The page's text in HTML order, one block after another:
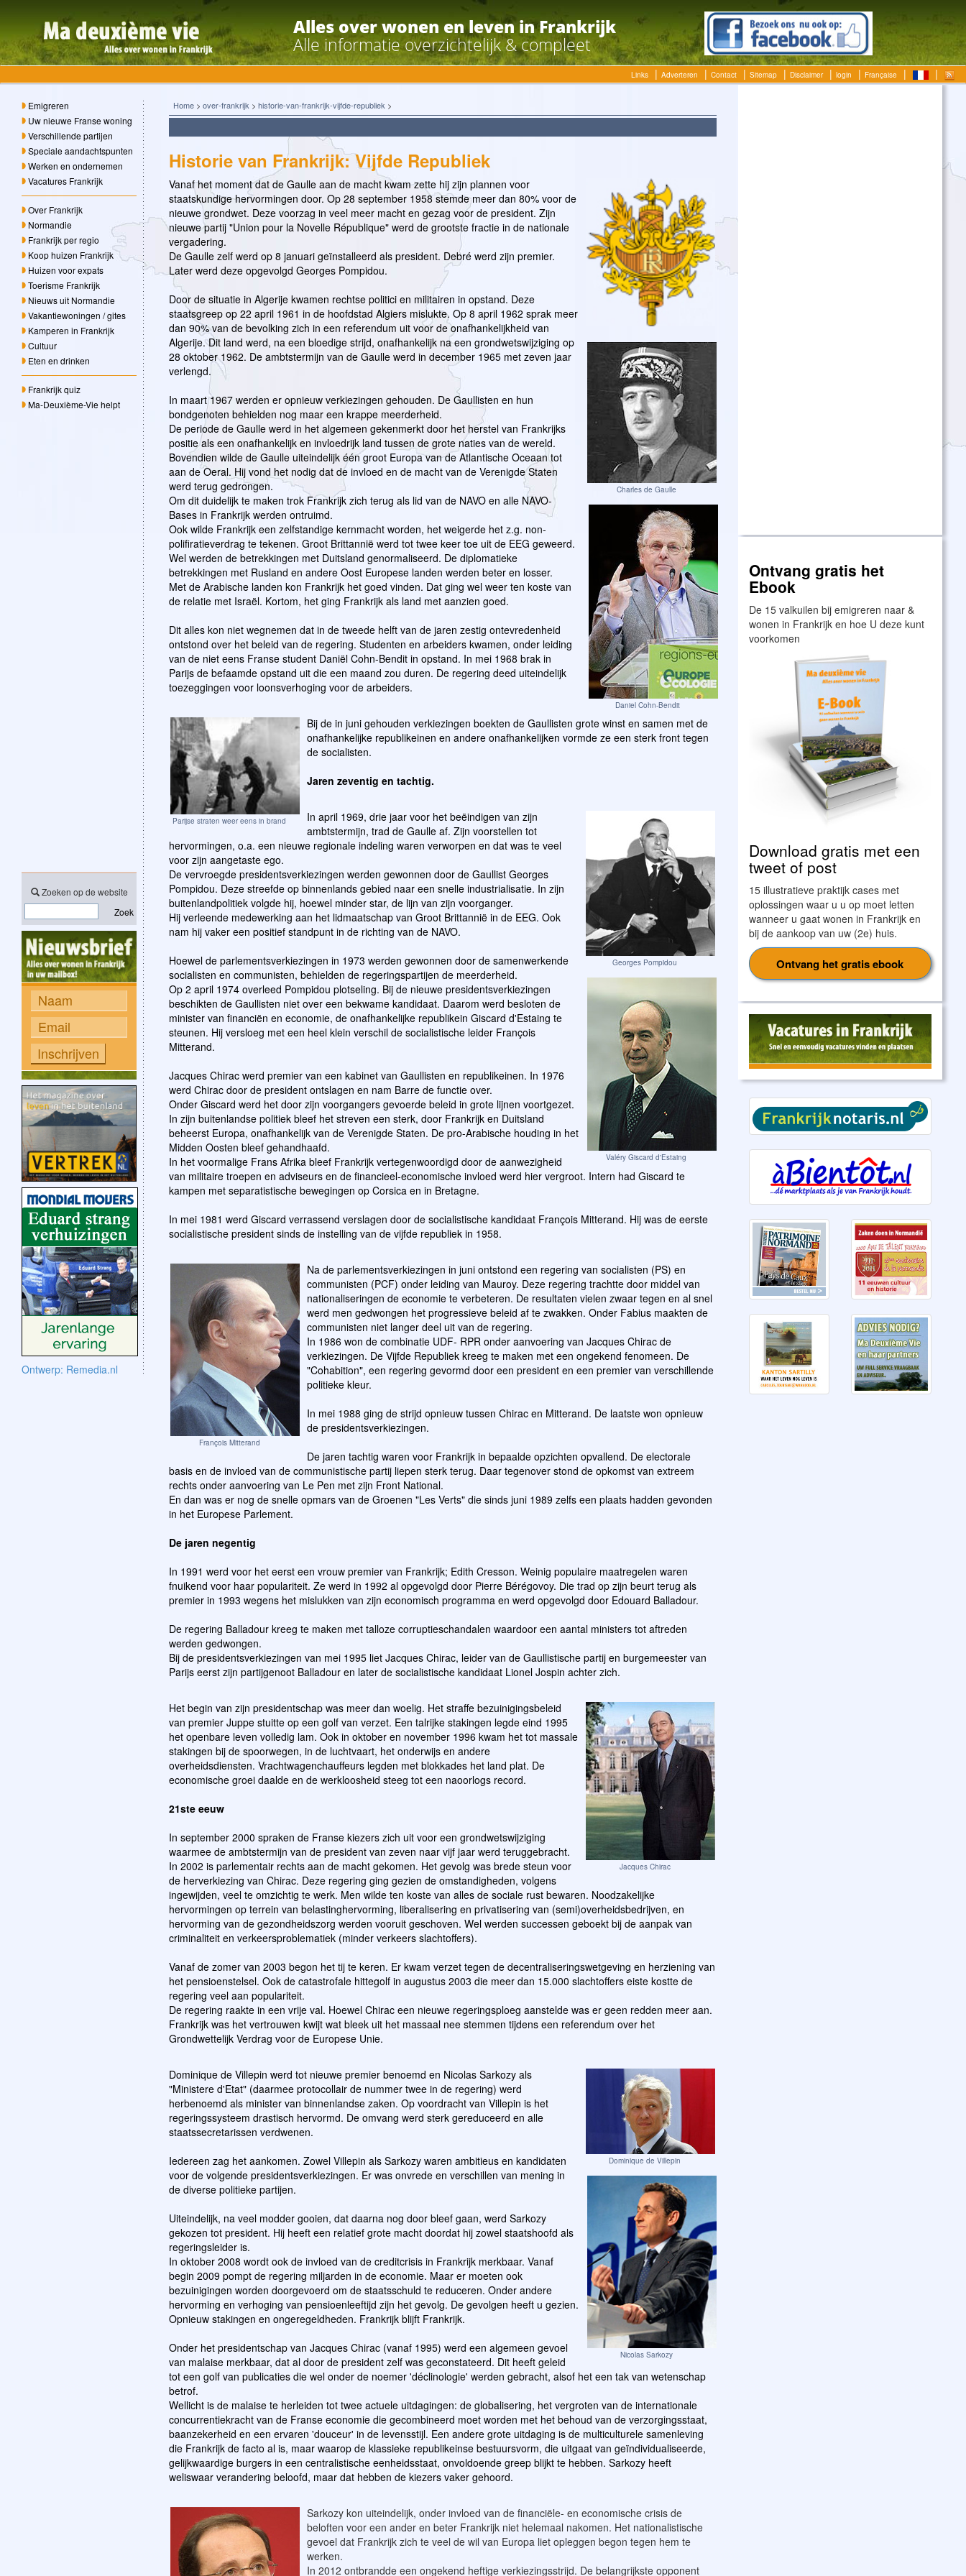
Alles over wonen en leven in Frankrijk
Alle informatie overzichtelijk & compleet
Links Adverteren Contact Sitemap Disclaimer login Française
Emigreren
Uw nieuwe Franse woning
Verschillende partijen
Speciale aandachtspunten
Werken en ondernemen
Vacatures Frankrijk
Over Frankrijk
Normandie
Frankrijk per regio
Koop huizen Frankrijk
Huizen voor expats
Toerisme Frankrijk
Nieuws uit Normandie
Vakantiewoningen / gites
Kamperen in Frankrijk
Cultuur
Eten en drinken
Frankrijk quiz
Ma-Deuxième-Vie helpt
Zoeken op de website
Zoek
Ontwerp: Remedia.nl
Home > over-frankrijk > historie-van-frankrijk-vijfde-republiek >
Historie van Frankrijk: Vijfde Republiek
Charles de Gaulle
Daniel Cohn-Bendit
Vanaf het moment dat de Gaulle aan de macht kwam zette hij zijn plannen voor
staatskundige hervormingen door. Op 28 september 1958 stemde meer dan 80% voor de
nieuwe grondwet. Deze voorzag in veel meer macht en gezag voor de president. Zijn
nieuwe partij "Union pour la Novelle République" werd de grootste fractie in de nationale
vergadering.
De Gaulle zelf werd op 8 januari geïnstalleerd als president. Debré werd zijn premier.
Later werd deze opgevolgd Georges Pompidou.
Door de situatie in Algerije kwamen rechtse politici en militairen in opstand. Deze
staatsgreep op 22 april 1961 in de hoofdstad Algiers mislukte. Op 8 april 1962 sprak meer
dan 90% van de bevolking zich in een referendum uit voor de onafhankelijkheid van
Algerije. Dit land werd, na een bloedige strijd, onafhankelijk na een grondwetswijziging op
28 oktober 1962. De ambtstermijn van de Gaulle werd in december 1965 met zeven jaar
verlengd.
In maart 1967 werden er opnieuw verkiezingen gehouden. De Gaullisten en hun
bondgenoten behielden nog maar een krappe meerderheid.
De periode de Gaulle werd in het algemeen gekenmerkt door het herstel van Frankrijks
positie als een onafhankelijk en invloedrijk land tussen de grote naties van de wereld.
Bovendien wilde de Gaulle uiteindelijk één groot Europa van de Atlantische Oceaan tot
aan de Oeral. Hij vond het nodig dat de invloed en de macht van de Verenigde Staten
werd terug gedrongen.
Om dit duidelijk te maken trok Frankrijk zich terug als lid van de NAVO en alle NAVO-
Bases in Frankrijk werden ontruimd.
Ook wilde Frankrijk een zelfstandige kernmacht worden, het weigerde het z.g. non-
polifiratieverdrag te tekenen. Groot Brittannië werd tot twee keer toe uit de EEG geweerd.
Wel werden de betrekkingen met Duitsland genormaliseerd. De diplomatieke
betrekkingen met Rusland en andere Oost Europese landen werden beter en losser.
Met de Arabische landen kon Frankrijk het goed vinden. Dat ging wel weer ten koste van
de relatie met Israël. Kortom, het ging Frankrijk als land met aanzien goed.
Dit alles kon niet wegnemen dat in de tweede helft van de jaren zestig ontevredenheid
ontstond over het beleid van de regering. Studenten en arbeiders kwamen, onder leiding
van de niet eens Franse student Daniël Cohn-Bendit in opstand. In mei 1968 brak in
Parijs de befaamde opstand uit die een maand zou duren. De regering deed uiteindelijk
toezeggingen voor loonsverhoging voor de arbeiders.
Parijse straten weer eens in brand
Bij de in juni gehouden verkiezingen boekten de Gaullisten grote winst en samen met de
onafhankelijke republikeinen en andere onafhankelijken vormde ze een sterk front tegen
de socialisten.
Jaren zeventig en tachtig.
Georges Pompidou
Valéry Giscard d'Estaing
In april 1969, drie jaar voor het beëindigen van zijn
ambtstermijn, trad de Gaulle af. Zijn voorstellen tot
hervormingen, o.a. een nieuwe regionale indeling waren verworpen en dat was te veel
voor zijn aangetaste ego.
De vervroegde presidentsverkiezingen werden gewonnen door de Gaullist Georges
Pompidou. Deze streefde op binnenlands gebied naar een snelle industrialisatie. In zijn
buitenlandpolitiek volgde hij, hoewel minder star, de lijn van zijn voorganger.
Hij verleende medewerking aan het lidmaatschap van Groot Brittannië in de EEG. Ook
nam hij vaker een positief standpunt in de richting van de NAVO.
Hoewel de parlementsverkiezingen in 1973 werden gewonnen door de samenwerkende
socialisten en communisten, behielden de regeringspartijen de meerderheid.
Op 2 april 1974 overleed Pompidou plotseling. Bij de nieuwe presidentsverkiezingen
beschikten de Gaullisten niet over een bekwame kandidaat. Daarom werd besloten de
minister van financiën en economie, de onafhankelijke republikein Giscard d'Estaing te
steunen. Hij versloeg met een heel klein verschil de socialistische leider François
Mitterand.
Jacques Chirac werd premier van een kabinet van Gaullisten en republikeinen. In 1976
werd Chirac door de president ontslagen en nam Barre de functie over.
Onder Giscard werd het door zijn voorgangers gevoerde beleid in grote lijnen voortgezet.
In zijn buitenlandse politiek bleef het streven een sterk, door Frankrijk en Duitsland
beheerst Europa, onafhankelijk van de Verenigde Staten. De pro-Arabische houding in het
Midden Oosten bleef gehandhaafd.
In het voormalige Frans Afrika bleef Frankrijk vertegenwoordigd door de aanwezigheid
van militaire troepen en adviseurs en de financieel-economische invloed werd hier vergroot. Intern had Giscard te
kampen met separatistische bewegingen op Corsica en in Bretagne.
In mei 1981 werd Giscard verrassend verslagen door de socialistische kandidaat François Mitterand. Hij was de eerste
socialistische president sinds de instelling van de vijfde republiek in 1958.
François Mitterand
Na de parlementsverkiezingen in juni ontstond een regering van socialisten (PS) en
communisten (PCF) onder leiding van Mauroy. Deze regering trachtte door middel van
nationaliseringen de economie te verbeteren. De resultaten vielen zwaar tegen en al snel
werd men gedwongen het progressieve beleid af te zwakken. Onder Fabius maakten de
communisten niet langer deel uit van de regering.
In 1986 won de combinatie UDF- RPR onder aanvoering van Jacques Chirac de
verkiezingen. De Vijfde Republiek kreeg te maken met een ongekend fenomeen. De
"Cohabition", een regering gevormd door een president en een premier van verschillende
politieke kleur.
In mei 1988 ging de strijd opnieuw tussen Chirac en Mitterand. De laatste won opnieuw
de presidentsverkiezingen.
De jaren tachtig waren voor Frankrijk in bepaalde opzichten opvallend. De electorale
basis en de invloed van de communistische partij liepen sterk terug. Daar tegenover stond de opkomst van extreem
rechts onder aanvoering van Le Pen met zijn Front National.
En dan was er nog de snelle opmars van de Groenen "Les Verts" die sinds juni 1989 zelfs een plaats hadden gevonden
in het Europese Parlement.
De jaren negentig
In 1991 werd voor het eerst een vrouw premier van Frankrijk; Edith Cresson. Weinig populaire maatregelen waren
fnuikend voor haar populariteit. Ze werd in 1992 al opgevolgd door Pierre Bérégovoy. Die trad op zijn beurt terug als
premier in 1993 wegens het mislukken van zijn economisch programma en werd opgevolgd door Edouard Balladour.
De regering Balladour kreeg te maken met talloze corruptieschandalen waardoor een aantal ministers tot aftreden
werden gedwongen.
Bij de presidentsverkiezingen van mei 1995 liet Jacques Chirac, leider van de Gaullistische partij en burgemeester van
Parijs eerst zijn partijgenoot Balladour en later de socialistische kandidaat Lionel Jospin achter zich.
Jacques Chirac
Het begin van zijn presidentschap was meer dan woelig. Het straffe bezuinigingsbeleid
van premier Juppe stuitte op een golf van verzet. Een talrijke stakingen legde eind 1995
het openbare leven volledig lam. Ook in oktober en november 1996 kwam het tot massale
stakingen bij de spoorwegen, in de luchtvaart, het onderwijs en andere
overheidsdiensten. Vrachtwagenchauffeurs legden met blokkades het land plat. De
economische groei daalde en de werkloosheid steeg tot een naoorlogs record.
21ste eeuw
In september 2000 spraken de Franse kiezers zich uit voor een grondwetswijziging
waarmee de ambtstermijn van de president van zeven naar vijf jaar werd teruggebracht.
In 2002 is parlementair rechts aan de macht gekomen. Het gevolg was brede steun voor
de herverkiezing van Chirac. Deze regering ging gezien de omstandigheden, volgens
ingewijden, veel te omzichtig te werk. Men wilde ten koste van alles de sociale rust bewaren. Noodzakelijke
hervormingen op terrein van belastinghervorming, liberalisering en privatisering van (semi)overheidsbedrijven, en
hervorming van de gezondheidszorg werden vooruit geschoven. Wel werden successen geboekt bij de aanpak van
criminaliteit en verkeersproblematiek (minder verkeers slachtoffers).
Vanaf de zomer van 2003 begon het tij te keren. Er kwam verzet tegen de decentraliseringswetgeving en herziening van
het pensioenstelsel. Ook de catastrofale hittegolf in augustus 2003 die meer dan 15.000 slachtoffers eiste kostte de
regering veel aan populariteit.
De regering raakte in een vrije val. Hoewel Chirac een nieuwe regeringsploeg aanstelde was er geen redden meer aan.
Frankrijk was het vertrouwen kwijt wat bleek uit het massaal nee stemmen tijdens een referendum over het
Grondwettelijk Verdrag voor de Europese Unie.
Dominique de Villepin
Nicolas Sarkozy
Dominique de Villepin werd tot nieuwe premier benoemd en Nicolas Sarkozy als
"Ministere d'Etat" (daarmee protocollair de nummer twee in de regering) werd
herbenoemd als minister van binnenlandse zaken. Op voordracht van Villepin is het
regeringssysteem drastisch hervormd. De omvang werd sterk gereduceerd en alle
staatssecretarissen verdwenen.
Iedereen zag het aankomen. Zowel Villepin als Sarkozy waren ambitieus en kandidaten
voor de volgende presidentsverkiezingen. Er was onvrede en verschillen van mening in
de diverse politieke partijen.
Uiteindelijk, na veel modder gooien, dat daarna nog door bleef gaan, werd Sarkozy
gekozen tot president. Hij heeft een relatief grote macht doordat hij zowel staatshoofd als
regeringsleider is.
In oktober 2008 wordt ook de invloed van de creditcrisis in Frankrijk merkbaar. Vanaf
begin 2009 pompt de regering miljarden in de economie. Maar er moeten ook
bezuinigingen worden doorgevoerd om de staatsschuld te reduceren. Onder andere
hervorming en verhoging van pensioenleeftijd zijn het gevolg. De gevolgen heeft u gezien.
Opnieuw stakingen en ongeregeldheden. Frankrijk blijft Frankrijk.
Onder het presidentschap van Jacques Chirac (vanaf 1995) werd een algemeen gevoel
van malaise merkbaar, dat al door de president zelf was geconstateerd. Dit heeft geleid
tot een golf van publicaties die wel onder de noemer 'déclinologie' werden gebracht, alsof het een tak van wetenschap
betrof.
Wellicht is de malaise te herleiden tot twee actuele uitdagingen: de globalisering, het vergroten van de internationale
concurrentiekracht van de Franse economie die gecombineerd moet worden met het behoud van de verzorgingsstaat,
baanzekerheid en een ervaren 'douceur' in de levensstijl. Een andere grote uitdaging is de multiculturele samenleving
die Frankrijk de facto al is, maar waarop de klassieke republikeinse bestuursvorm, die uitgaat van geïndividualiseerde,
gelijkwaardige burgers in een centralistische eenheidsstaat, onvoldoende greep blijkt te hebben. Sarkozy heeft
weliswaar verandering beloofd, maar dat hebben de kiezers vaker gehoord.
Sarkozy kon uiteindelijk, onder invloed van de financiële- en economische crisis de
beloften voor een ander en beter Frankrijk niet helemaal nakomen. Het nationalistische
gevoel dat Frankrijk zich te veel de wil van Europa liet opleggen begon tegen hem te
werken.
In 2012 ontbrandde een ongekend heftige verkiezingsstrijd. De belangrijkste opponent
Ontvang gratis het
Ebook
De 15 valkuilen bij emigreren naar &
wonen in Frankrijk en hoe U deze kunt
voorkomen
Download gratis met een
tweet of post
15 illustratieve praktijk cases met
oplossingen waar u u op moet letten
wanneer u gaat wonen in Frankrijk en
bij de aankoop van uw (2e) huis.
Ontvang het gratis ebook